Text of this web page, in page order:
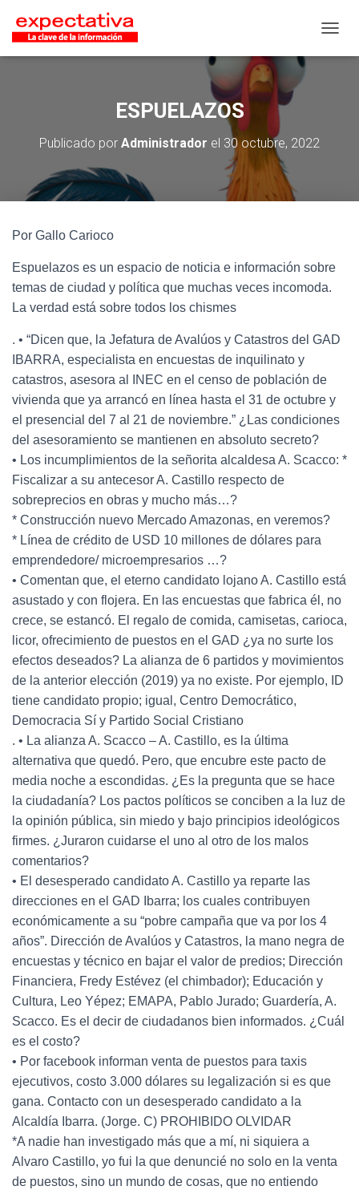
ESPUELAZOS
Publicado por Administrador el 30 octubre, 2022
Por Gallo Carioco
Espuelazos es un espacio de noticia e información sobre
temas de ciudad y política que muchas veces incomoda.
La verdad está sobre todos los chismes
. • “Dicen que, la Jefatura de Avalúos y Catastros del GAD
IBARRA, especialista en encuestas de inquilinato y
catastros, asesora al INEC en el censo de población de
vivienda que ya arrancó en línea hasta el 31 de octubre y
el presencial del 7 al 21 de noviembre.” ¿Las condiciones
del asesoramiento se mantienen en absoluto secreto?
• Los incumplimientos de la señorita alcaldesa A. Scacco: *
Fiscalizar a su antecesor A. Castillo respecto de
sobreprecios en obras y mucho más…?
* Construcción nuevo Mercado Amazonas, en veremos?
* Línea de crédito de USD 10 millones de dólares para
emprendedore/ microempresarios …?
• Comentan que, el eterno candidato lojano A. Castillo está
asustado y con flojera. En las encuestas que fabrica él, no
crece, se estancó. El regalo de comida, camisetas, carioca,
licor, ofrecimiento de puestos en el GAD ¿ya no surte los
efectos deseados? La alianza de 6 partidos y movimientos
de la anterior elección (2019) ya no existe. Por ejemplo, ID
tiene candidato propio; igual, Centro Democrático,
Democracia Sí y Partido Social Cristiano
. • La alianza A. Scacco – A. Castillo, es la última
alternativa que quedó. Pero, que encubre este pacto de
media noche a escondidas. ¿Es la pregunta que se hace
la ciudadanía? Los pactos políticos se conciben a la luz de
la opinión pública, sin miedo y bajo principios ideológicos
firmes. ¿Juraron cuidarse el uno al otro de los malos
comentarios?
• El desesperado candidato A. Castillo ya reparte las
direcciones en el GAD Ibarra; los cuales contribuyen
económicamente a su “pobre campaña que va por los 4
años”. Dirección de Avalúos y Catastros, la mano negra de
encuestas y técnico en bajar el valor de predios; Dirección
Financiera, Fredy Estévez (el chimbador); Educación y
Cultura, Leo Yépez; EMAPA, Pablo Jurado; Guardería, A.
Scacco. Es el decir de ciudadanos bien informados. ¿Cuál
es el costo?
• Por facebook informan venta de puestos para taxis
ejecutivos, costo 3.000 dólares su legalización si es que
gana. Contacto con un desesperado candidato a la
Alcaldía Ibarra. (Jorge. C) PROHIBIDO OLVIDAR
*A nadie han investigado más que a mí, ni siquiera a
Alvaro Castillo, yo fui la que denuncié no solo en la venta
de puestos, sino un mundo de cosas, que no entiendo